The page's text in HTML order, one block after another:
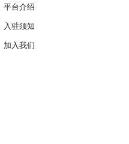
平台介绍
入驻须知
加入我们